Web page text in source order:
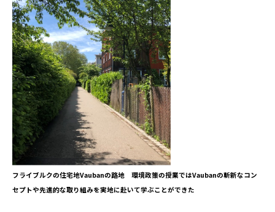
フライブルクの住宅地Vaubanの路地 環境政策の授業ではVaubanの斬新なコン
セプトや先進的な取り組みを実地に赴いて学ぶことができた